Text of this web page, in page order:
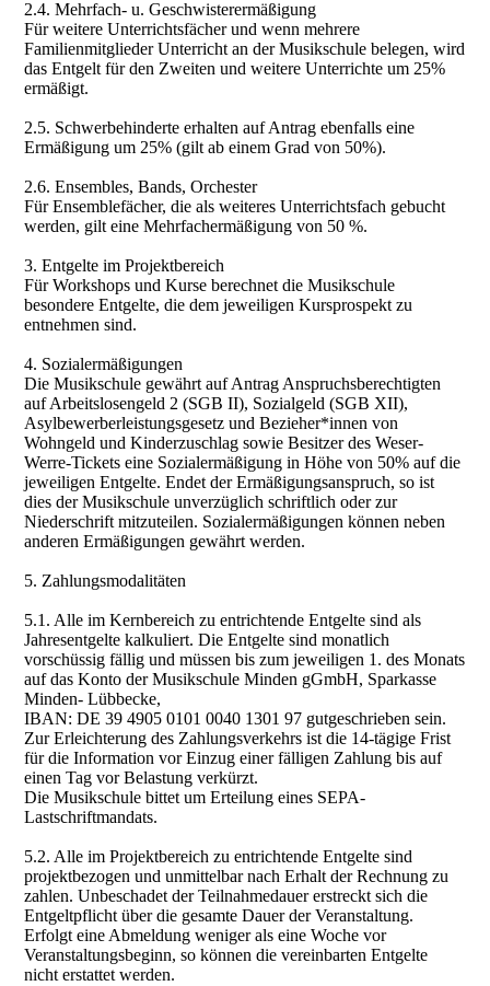
2.4. Mehrfach- u. Geschwisterermäßigung
Für weitere Unterrichtsfächer und wenn mehrere
Familienmitglieder Unterricht an der Musikschule belegen, wird
das Entgelt für den Zweiten und weitere Unterrichte um 25%
ermäßigt.
2.5. Schwerbehinderte erhalten auf Antrag ebenfalls eine
Ermäßigung um 25% (gilt ab einem Grad von 50%).
2.6. Ensembles, Bands, Orchester
Für Ensemblefächer, die als weiteres Unterrichtsfach gebucht
werden, gilt eine Mehrfachermäßigung von 50 %.
3. Entgelte im Projektbereich
Für Workshops und Kurse berechnet die Musikschule
besondere Entgelte, die dem jeweiligen Kursprospekt zu
entnehmen sind.
4. Sozialermäßigungen
Die Musikschule gewährt auf Antrag Anspruchsberechtigten
auf Arbeitslosengeld 2 (SGB II), Sozialgeld (SGB XII),
Asylbewerberleistungsgesetz und Bezieher*innen von
Wohngeld und Kinderzuschlag sowie Besitzer des Weser-
Werre-Tickets eine Sozialermäßigung in Höhe von 50% auf die
jeweiligen Entgelte. Endet der Ermäßigungsanspruch, so ist
dies der Musikschule unverzüglich schriftlich oder zur
Niederschrift mitzuteilen. Sozialermäßigungen können neben
anderen Ermäßigungen gewährt werden.
5. Zahlungsmodalitäten
5.1. Alle im Kernbereich zu entrichtende Entgelte sind als
Jahresentgelte kalkuliert. Die Entgelte sind monatlich
vorschüssig fällig und müssen bis zum jeweiligen 1. des Monats
auf das Konto der Musikschule Minden gGmbH, Sparkasse
Minden- Lübbecke,
IBAN: DE 39 4905 0101 0040 1301 97 gutgeschrieben sein.
Zur Erleichterung des Zahlungsverkehrs ist die 14-tägige Frist
für die Information vor Einzug einer fälligen Zahlung bis auf
einen Tag vor Belastung verkürzt.
Die Musikschule bittet um Erteilung eines SEPA-
Lastschriftmandats.
5.2. Alle im Projektbereich zu entrichtende Entgelte sind
projektbezogen und unmittelbar nach Erhalt der Rechnung zu
zahlen. Unbeschadet der Teilnahmedauer erstreckt sich die
Entgeltpflicht über die gesamte Dauer der Veranstaltung.
Erfolgt eine Abmeldung weniger als eine Woche vor
Veranstaltungsbeginn, so können die vereinbarten Entgelte
nicht erstattet werden.